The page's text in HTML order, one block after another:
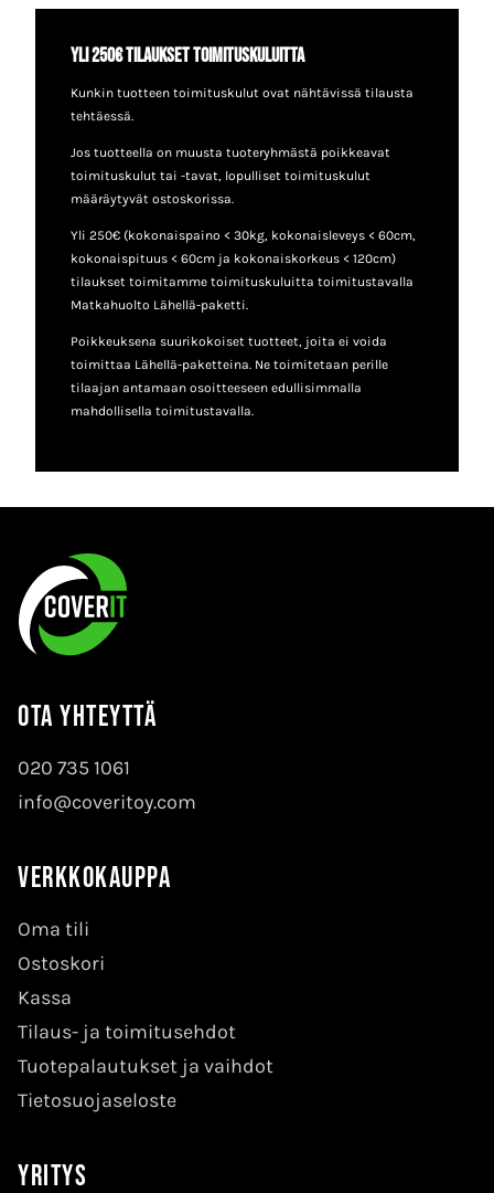
Yli 250€ tilaukset toimituskuluitta
Kunkin tuotteen toimituskulut ovat nähtävissä tilausta
tehtäessä.
Jos tuotteella on muusta tuoteryhmästä poikkeavat
toimituskulut tai -tavat, lopulliset toimituskulut
määräytyvät ostoskorissa.
Yli 250€ (kokonaispaino < 30kg, kokonaisleveys < 60cm,
kokonaispituus < 60cm ja kokonaiskorkeus < 120cm)
tilaukset toimitamme toimituskuluitta toimitustavalla
Matkahuolto Lähellä-paketti.
Poikkeuksena suurikokoiset tuotteet, joita ei voida
toimittaa Lähellä-paketteina. Ne toimitetaan perille
tilaajan antamaan osoitteeseen edullisimmalla
mahdollisella toimitustavalla.
Ota yhteyttä
020 735 1061
info@coveritoy.com
Verkkokauppa
Oma tili
Ostoskori
Kassa
Tilaus- ja toimitusehdot
Tuotepalautukset ja vaihdot
Tietosuojaseloste
Yritys